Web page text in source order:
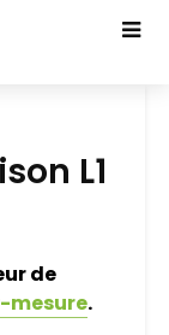
L1
de
mesure.